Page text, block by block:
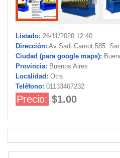
Listado: 26/11/2020 12:40
Dirección: Av Sadi Carnot 585.
Ciudad (para google maps):
Provincia: Buenos Aires
Localidad: Otra
Teléfono: 01133467232
Precio: $1.00